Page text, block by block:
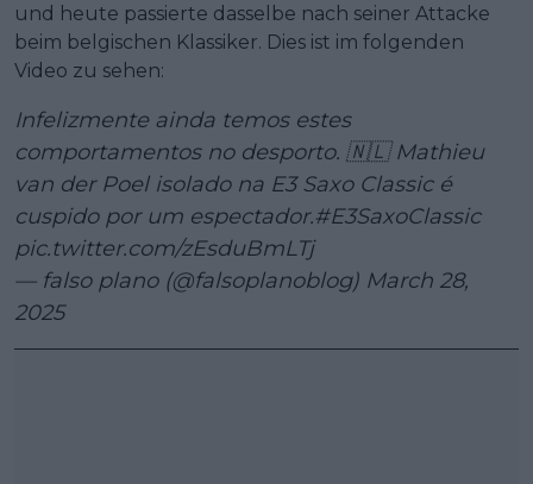
und heute passierte dasselbe nach seiner Attacke
beim belgischen Klassiker. Dies ist im folgenden
Video zu sehen:
Infelizmente ainda temos estes
comportamentos no desporto. 🇳🇱 Mathieu
van der Poel isolado na E3 Saxo Classic é
cuspido por um espectador.#E3SaxoClassic
pic.twitter.com/zEsduBmLTj
— falso plano (@falsoplanoblog) March 28,
2025